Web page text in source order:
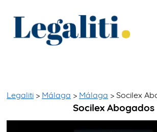
Legaliti > Málaga > Málaga > Socilex
Socilex Abogados